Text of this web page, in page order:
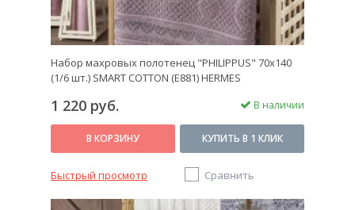
Набор махровых полотенец "PHILIPPUS" 70х140
(1/6 шт.) SMART COTTON (E881) HERMES
1 220 руб. В наличии
В КОРЗИНУ КУПИТЬ В 1 КЛИК
Быстрый просмотр Сравнить